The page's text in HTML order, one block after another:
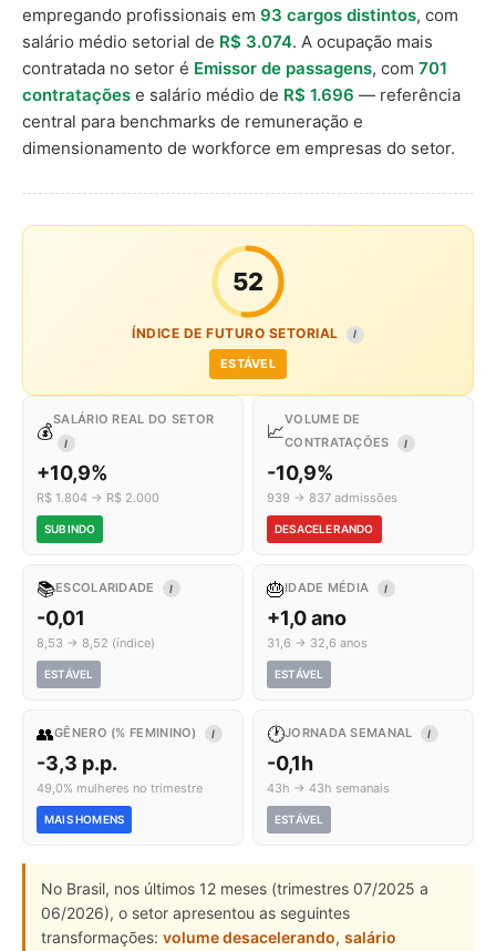
empregando profissionais em 93 cargos distintos, com
salário médio setorial de R$ 3.074. A ocupação mais
contratada no setor é Emissor de passagens, com 701
contratações e salário médio de R$ 1.696 — referência
central para benchmarks de remuneração e
dimensionamento de workforce em empresas do setor.
52
ÍNDICE DE FUTURO SETORIAL I
ESTÁVEL
💰
SALÁRIO REAL DO SETOR
I
+10,9%
R$ 1.804 → R$ 2.000
SUBINDO
📈
VOLUME DE
CONTRATAÇÕES
I
-10,9%
939 → 837 admissões
DESACELERANDO
📚ESCOLARIDADE I
-0,01
8,53 → 8,52 (índice)
ESTÁVEL
🎂IDADE MÉDIA I
+1,0 ano
31,6 → 32,6 anos
ESTÁVEL
👥GÊNERO (% FEMININO) I
-3,3 p.p.
49,0% mulheres no trimestre
MAIS HOMENS
🕐JORNADA SEMANAL I
-0,1h
43h → 43h semanais
ESTÁVEL
No Brasil, nos últimos 12 meses (trimestres 07/2025 a
06/2026), o setor apresentou as seguintes
transformações: volume desacelerando, salário